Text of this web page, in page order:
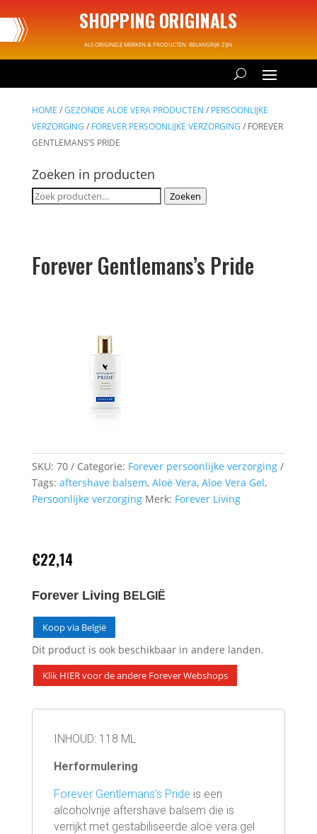
SHOPPING ORIGINALS
ALS ORIGINELE MERKEN & PRODUCTEN BELANGRIJK ZIJN
HOME /GEZONDE ALOE VERA PRODUCTEN / PERSOONLIJKE
VERZORGING / FOREVER PERSOONLIJKE VERZORGING / FOREVER
GENTLEMANS’S PRIDE
Zoeken in producten
Zoeken
Zoeken
Forever Gentlemans’s Pride
SKU: 70 Categorie: Forever persoonlijke verzorging
Tags: aftershave balsem, Aloë Vera, Aloe Vera Gel,
Persoonlijke verzorging Merk: Forever Living
€22,14
Forever Living BELGIË
Koop via België
Dit product is ook beschikbaar in andere landen.
Klik HIER voor de andere Forever Webshops
INHOUD: 118 ML
Herformulering
Forever Gentlemans’s Pride is een
alcoholvrije aftershave balsem die is
verrijkt met gestabiliseerde aloë vera gel